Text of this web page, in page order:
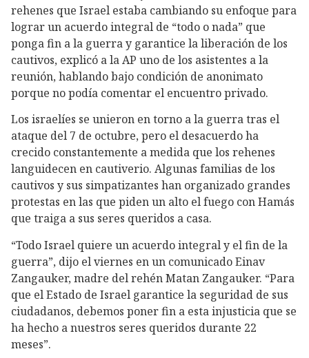
rehenes que Israel estaba cambiando su enfoque para
lograr un acuerdo integral de “todo o nada” que
ponga fin a la guerra y garantice la liberación de los
cautivos, explicó a la AP uno de los asistentes a la
reunión, hablando bajo condición de anonimato
porque no podía comentar el encuentro privado.
Los israelíes se unieron en torno a la guerra tras el
ataque del 7 de octubre, pero el desacuerdo ha
crecido constantemente a medida que los rehenes
languidecen en cautiverio. Algunas familias de los
cautivos y sus simpatizantes han organizado grandes
protestas en las que piden un alto el fuego con Hamás
que traiga a sus seres queridos a casa.
“Todo Israel quiere un acuerdo integral y el fin de la
guerra”, dijo el viernes en un comunicado Einav
Zangauker, madre del rehén Matan Zangauker. “Para
que el Estado de Israel garantice la seguridad de sus
ciudadanos, debemos poner fin a esta injusticia que se
ha hecho a nuestros seres queridos durante 22
meses”.